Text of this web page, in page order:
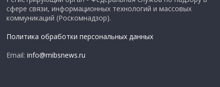
сфере связи, информационных технологий и массовых
коммуникаций (Роскомнадзор).
Политика обработки персональных данных
Email:info@mibsnews.ru